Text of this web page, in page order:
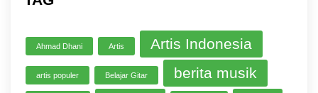
Ahmad Dhani Artis Artis Indonesia
artis populer Belajar Gitar berita musik